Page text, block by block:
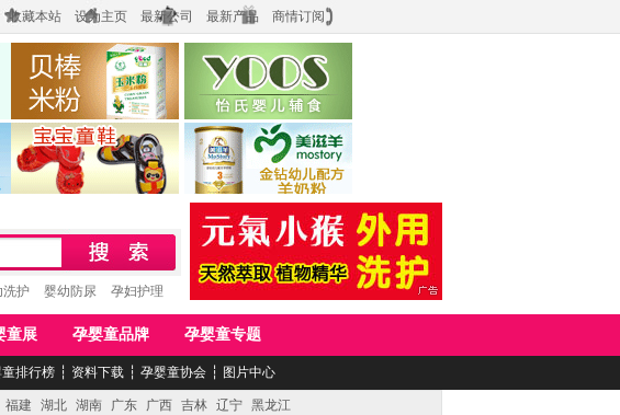
收藏本站 设为主页 最新公司 最新产品 商情订阅
江西贝棒儿童食品 上海怡氏食品科技有限公司
湖南美滋生物科技有限公司
洗护 婴幼防尿 孕妇护理
童展 孕婴童品牌 孕婴童专题
排行榜 ┆ 资料下载 ┆ 孕婴童协会 ┆ 图片中心
福建 湖北 湖南 广东 广西 吉林 辽宁 黑龙江